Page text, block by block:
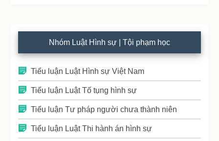
Nhóm Luật Hình sự | Tội phạm học
Tiểu luận Luật Hình sự Việt Nam
Tiểu luận Luật Tố tụng hình sự
Tiểu luận Tư pháp người chưa thành niên
Tiểu luận Luật Thi hành án hình sự